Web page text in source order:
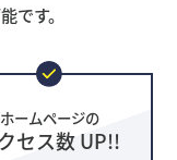
です。
ホームページの
セス数 UP!!